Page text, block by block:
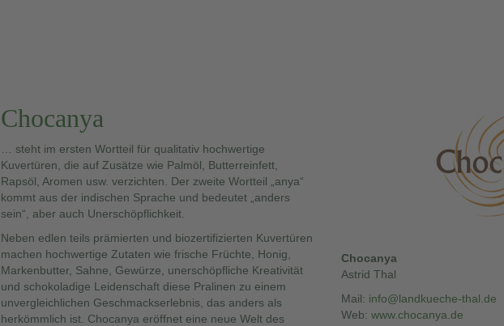
Chocanya
… steht im ersten Wortteil für qualitativ hochwertige
Kuvertüren, die auf Zusätze wie Palmöl, Butterreinfett,
Rapsöl, Aromen usw. verzichten. Der zweite Wortteil „anya“
kommt aus der indischen Sprache und bedeutet „anders
sein“, aber auch Unerschöpflichkeit.
Neben edlen teils prämierten und biozertifizierten Kuvertüren
machen hochwertige Zutaten wie frische Früchte, Honig,
Markenbutter, Sahne, Gewürze, unerschöpfliche Kreativität
und schokoladige Leidenschaft diese Pralinen zu einem
unvergleichlichen Geschmackserlebnis, das anders als
herkömmlich ist. Chocanya eröffnet eine neue Welt des
Chocanya
Astrid Thal
Mail: info@landkueche-thal.de
Web: www.chocanya.de